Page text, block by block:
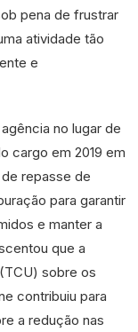
pena de frustrar
atividade tão
e
no lugar de
cargo em 2019 em
repasse de
para garantir
e manter a
que a
sobre os
contribuiu para
a redução nas